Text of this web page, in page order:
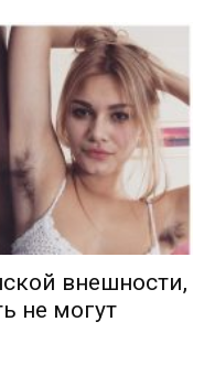
внешности,
не могут